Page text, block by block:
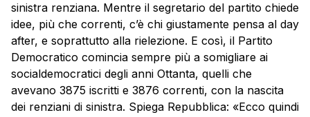
sinistra renziana. Mentre il segretario del partito chiede
idee, più che correnti, c’è chi giustamente pensa al day
after, e soprattutto alla rielezione. E così, il Partito
Democratico comincia sempre più a somigliare ai
socialdemocratici degli anni Ottanta, quelli che
avevano 3875 iscritti e 3876 correnti, con la nascita
dei renziani di sinistra. Spiega Repubblica: «Ecco quindi